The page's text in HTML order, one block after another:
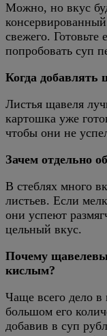
Можно, но вкус
свежего. Готовьте
попробовать суп
Когда добавлять
Листья щавеля
картошка уже
чтобы они не
Зачем отдельно
В стеблях много
листьев. Если
они успеют
цельный вкус.
Почему
кислым?
Чаще всего дело
большом его
добавив в суп